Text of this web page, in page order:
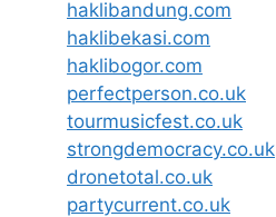
haklibandung.com
haklibekasi.com
haklibogor.com
perfectperson.co.uk
tourmusicfest.co.uk
strongdemocracy.co.uk
dronetotal.co.uk
partycurrent.co.uk